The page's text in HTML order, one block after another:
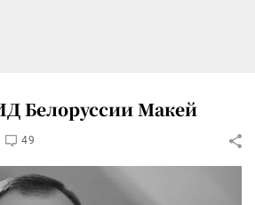
Белоруссии Макей
49